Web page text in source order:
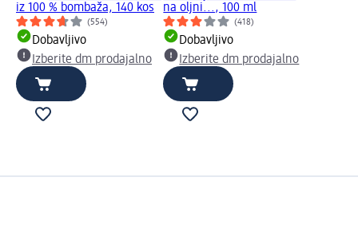
iz 100 % bombaža, 140 kos
(554)
Dobavljivo
Izberite dm prodajalno
na oljni..., 100 ml
(418)
Dobavljivo
Izberite dm prodajalno